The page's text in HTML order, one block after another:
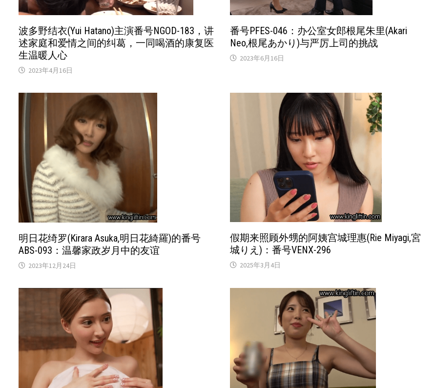
波多野结衣(Yui Hatano)主演番号NGOD-183，讲
述家庭和爱情之间的纠葛，一同喝酒的康复医
生温暖人心
2023年4月16日
番号PFES-046：办公室女郎根尾朱里(Akari
Neo,根尾あかり)与严厉上司的挑战
2023年6月16日
明日花绮罗(Kirara Asuka,明日花綺羅)的番号
ABS-093：温馨家政岁月中的友谊
2023年12月24日
假期来照顾外甥的阿姨宫城理惠(Rie Miyagi,宮
城りえ)：番号VENX-296
2025年3月4日